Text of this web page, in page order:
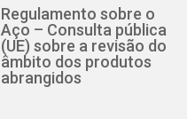
Regulamento sobre o
Aço – Consulta pública
(UE) sobre a revisão do
âmbito dos produtos
abrangidos